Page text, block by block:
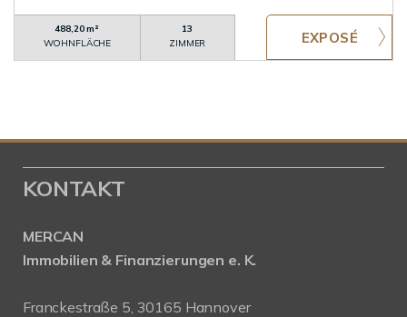
488,20 m²
WOHNFLÄCHE
13
ZIMMER
KONTAKT
MERCAN
Immobilien & Finanzierungen e. K.
Franckestraße 5, 30165 Hannover